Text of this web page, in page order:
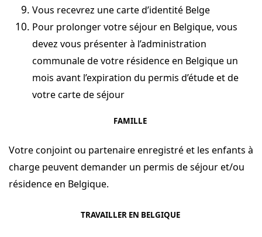
Vous recevrez une carte d’identité Belge
Pour prolonger votre séjour en Belgique, vous
devez vous présenter à l’administration
communale de votre résidence en Belgique un
mois avant l’expiration du permis d’étude et de
votre carte de séjour
FAMILLE
Votre conjoint ou partenaire enregistré et les enfants à
charge peuvent demander un permis de séjour et/ou
résidence en Belgique.
TRAVAILLER EN BELGIQUE